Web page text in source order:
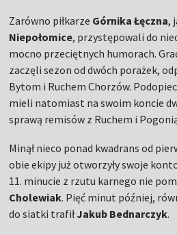
Zarówno piłkarze Górnika Łęczna,
Niepołomice, przystępowali do
mocno przeciętnych humorach.
zaczęli sezon od dwóch porażek,
Bytom i Ruchem Chorzów.
mieli natomiast na swoim koncie
sprawą remisów z Ruchem i
Minął nieco ponad kwadrans od
obie ekipy już otworzyły swoje
11. minucie z rzutu karnego nie
Cholewiak. Pięć minut później,
do siatki trafiłJakub Bednarczyk.